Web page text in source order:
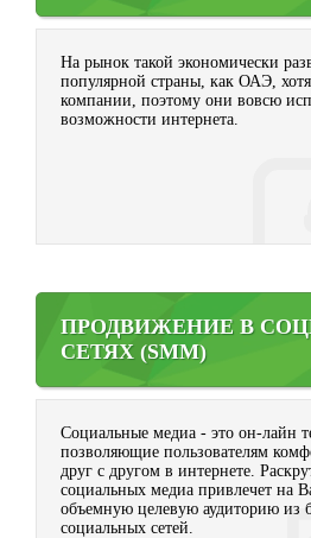
На рынок такой экономически
популярной страны, как ОАЭ,
компании, поэтому они вовсю
возможности интернета.
ПРОДВИЖЕНИЕ В
СЕТЯХ (SMM)
Социальные медиа - это он-лайн
позволяющие пользователям
друг с другом в интернете.
социальных медиа привлечет на
объемную целевую аудиторию из
социальных сетей.